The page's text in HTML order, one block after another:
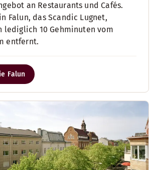
an Restaurants und Cafés.
Falun, das Scandic Lugnet,
lediglich 10 Gehminuten vom
entfernt.
Falun